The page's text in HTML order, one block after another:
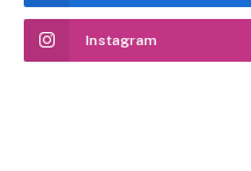
Instagram